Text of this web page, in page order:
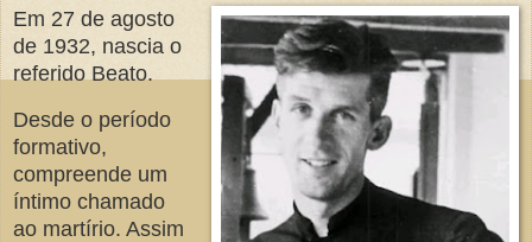
Em 27 de agosto
de 1932, nascia o
referido Beato.
Desde o período
formativo,
compreende um
íntimo chamado
ao martírio. Assim